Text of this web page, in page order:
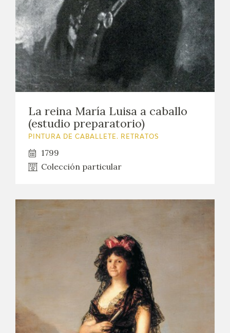
La reina María Luisa a caballo
(estudio preparatorio)
PINTURA DE CABALLETE. RETRATOS
1799
Colección particular